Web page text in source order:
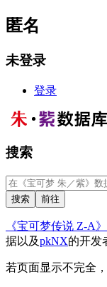
匿名
未登录
登录
搜索
《宝可梦传说 Z-A
据以及pkNX的开发
若页面显示不完全